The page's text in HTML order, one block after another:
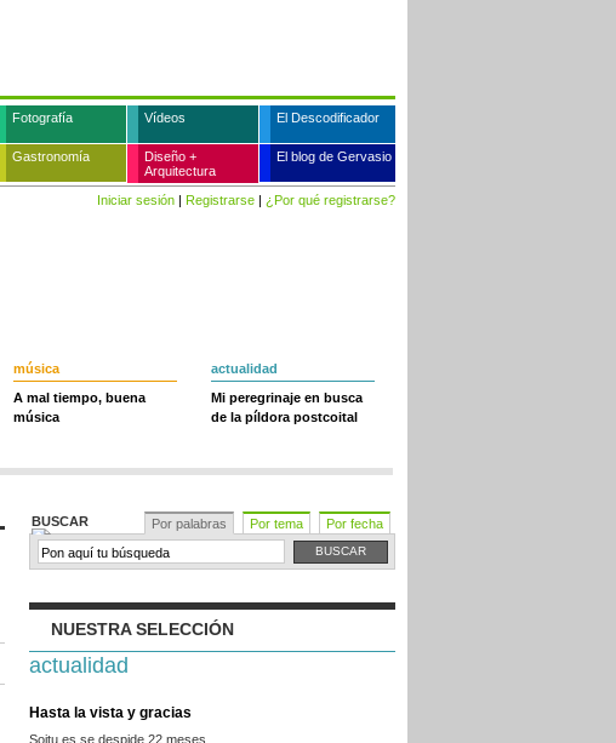
Fotografía Vídeos El Descodificador
Gastronomía
Diseño +
Arquitectura
El blog de Gervasio
Iniciar sesión | Registrarse | ¿Por qué registrarse?
música
A mal tiempo, buena
música
actualidad
Mi peregrinaje en busca
de la píldora postcoital
BUSCAR Por palabras Por tema Por fecha
NUESTRA SELECCIÓN
actualidad
Hasta la vista y gracias
Soitu.es se despide 22 meses